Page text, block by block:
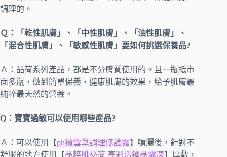
調理的。
Ｑ：「乾性肌膚」、「中性肌膚」、「油性肌膚」、
「混合性肌膚」、「敏感性肌膚」要如何挑選保養品?
Ａ：品荷系列產品，都是不分膚質使用的。且一瓶抵市
面多瓶，做到簡單保養，健康肌膚的效果，給予肌膚最
純粹最天然的營養。
Q：寶寶過敏可以使用哪些產品?
Ａ：可以使用【ph積雪草調理修護露】噴灑後，針對不
舒服的地方使用【晶粹肌祕荷 亮彩活鑰晶露凍】厚敷，